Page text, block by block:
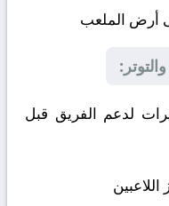
أرض الملعب
لدعم الفريق قبل